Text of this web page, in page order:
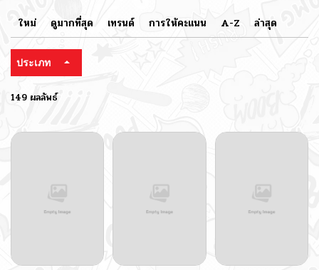
ใหม่ ดูมากที่สุด เทรนด์ การให้คะแนน A-Z ล่าสุด
ประเภท
149 ผลลัพธ์